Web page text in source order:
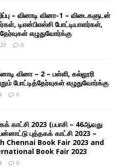
– வினாடி வினா-1 – விடைகளுடன்
டிஎன்பிஎஸ்சி போட்டியாளர்கள்,
எழுதுவோர்க்கு
0
வினா – 2 – பள்ளி, கல்லூரி
போட்டித்தேர்வுகள் எழுதுவோர்க்கு
0
காட்சி 2023 (பபாசி – 46ஆவது
புத்தகக் காட்சி 2023 –
Chennai Book Fair 2023 and
Book Fair 2023
0